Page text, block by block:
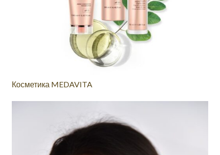
Косметика MEDAVITA